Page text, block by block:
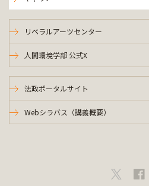
リベラルアーツセンター
人間環境学部 公式X
法政ポータルサイト
Webシラバス（講義概要）